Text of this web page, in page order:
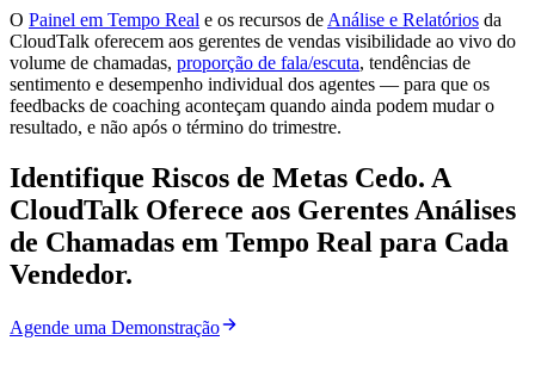
O Painel em Tempo Real e os recursos de Análise e Relatórios da
CloudTalk oferecem aos gerentes de vendas visibilidade ao vivo do
volume de chamadas, proporção de fala/escuta, tendências de
sentimento e desempenho individual dos agentes — para que os
feedbacks de coaching aconteçam quando ainda podem mudar o
resultado, e não após o término do trimestre.
Identifique Riscos de Metas Cedo. A
CloudTalk Oferece aos Gerentes Análises
de Chamadas em Tempo Real para Cada
Vendedor.
Agende uma Demonstração